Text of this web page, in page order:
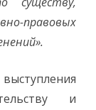
правовых
и